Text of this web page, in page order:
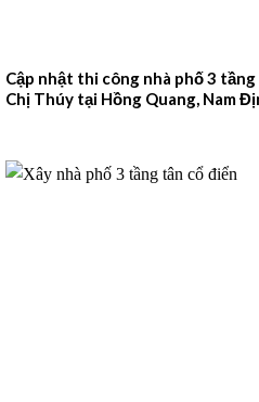
Cập nhật thi công nhà phố 3
Chị Thúy tại Hồng Quang, Nam